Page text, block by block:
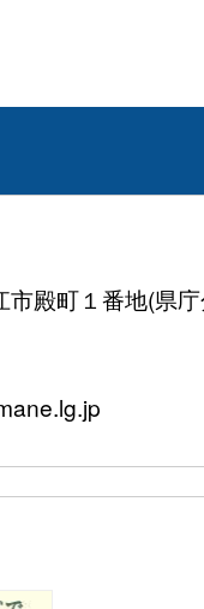
殿町１番地(県庁